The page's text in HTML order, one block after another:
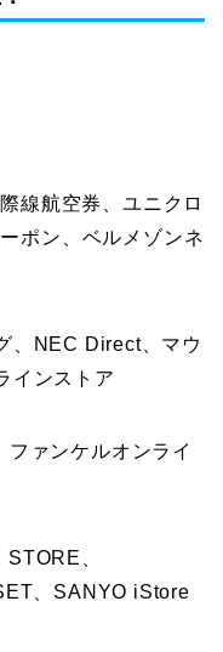
線航空券、ユニクロ
ポン、ベルメゾンネ
、NEC Direct、マウ
インストア
ァンケルオンライ
、
、SANYO iStore